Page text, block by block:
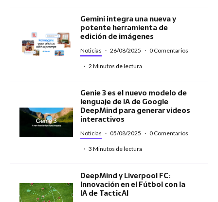
Gemini integra una nueva y
potente herramienta de
edición de imágenes
Noticias · 26/08/2025 · 0 Comentarios
· 2 Minutos de lectura
Genie 3 es el nuevo modelo de
lenguaje de IA de Google
DeepMind para generar videos
interactivos
Noticias · 05/08/2025 · 0 Comentarios
· 3 Minutos de lectura
DeepMind y Liverpool FC:
Innovación en el Fútbol con la
IA de TacticAI